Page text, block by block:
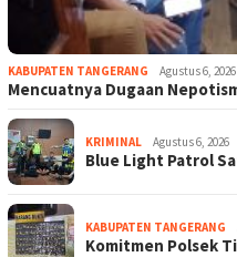
KABUPATEN TANGERANG Agustus 6, 2026
Mencuatnya Dugaan
KRIMINAL Agustus 6, 2026
Blue Light Patrol
KABUPATEN TANGERANG
Komitmen Polsek